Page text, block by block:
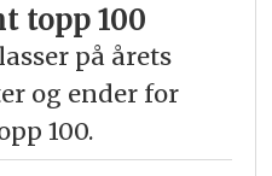
topp 100
på årets
og ender for
100.